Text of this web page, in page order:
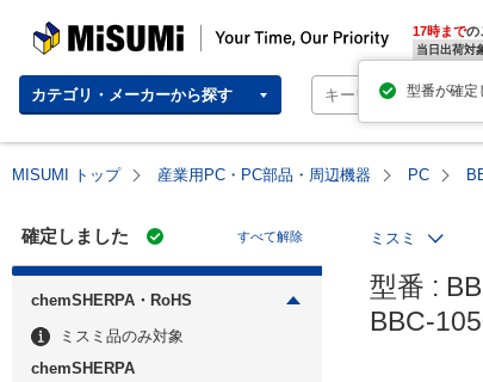
MISUMI | Your Time, Our Priority 17時までの
当日出荷対
カテゴリ・メーカーから探す
MISUMI トップ 産業用PC・PC部品・周辺機器 PC
確定しました すべて解除
chemSHERPA・RoHS
ミスミ品のみ対象
chemSHERPA
ミスミ
型番 :
BBC-